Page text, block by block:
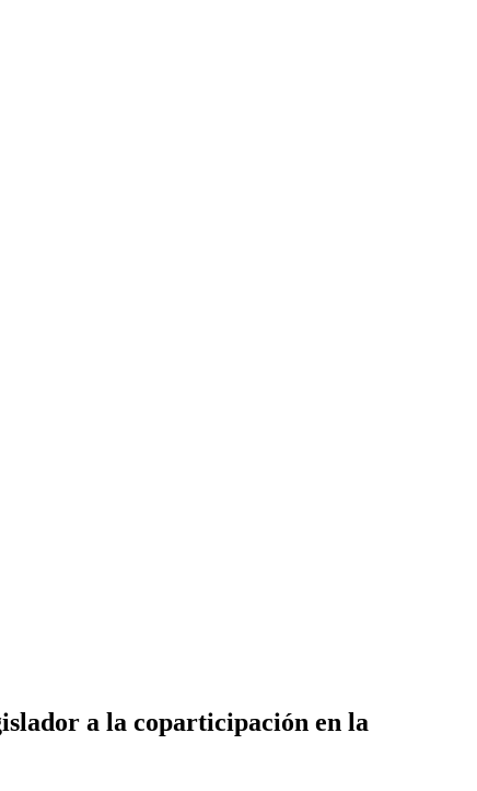
a la coparticipación en la